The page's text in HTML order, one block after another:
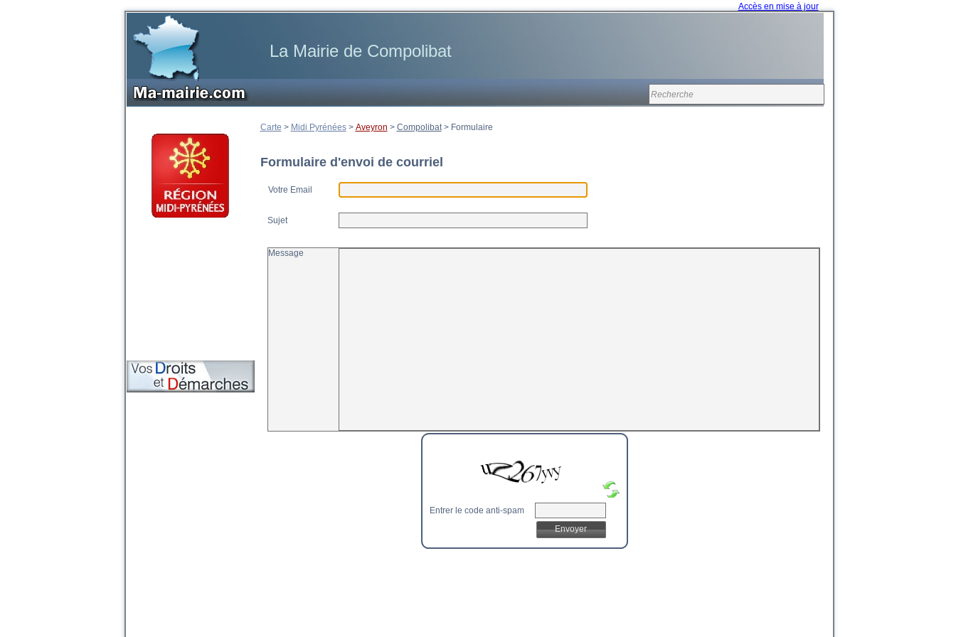
La Mairie de Compolibat
Carte > Midi Pyrénées> Aveyron > Compolibat> Formulaire
Formulaire d'envoi de courriel
Votre Email
Sujet
Entrer le code anti-spam
Envoyer
Message
Accès en mise à jour